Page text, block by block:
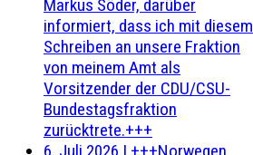
Markus Söder, darüber
informiert, dass ich mit diesem
Schreiben an unsere Fraktion
von meinem Amt als
Vorsitzender der CDU/CSU-
Bundestagsfraktion
zurücktrete.+++